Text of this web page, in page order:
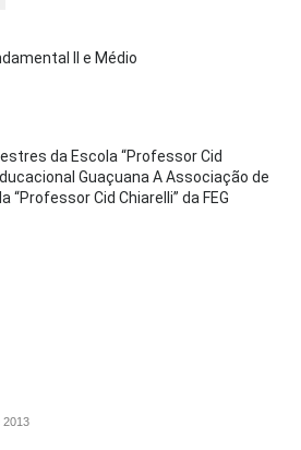
II e Médio
da Escola “Professor Cid
Guaçuana A Associação de
“Professor Cid Chiarelli” da FEG
2013